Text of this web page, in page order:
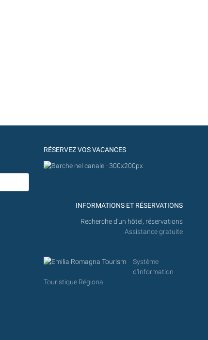
RÉSERVEZ VOS VACANCES
INFORMATIONS ET RÉSERVATIONS
Recherche d'un hôtel, réservations
Assistance gratuite
Système
d'Information
Touristique Régional